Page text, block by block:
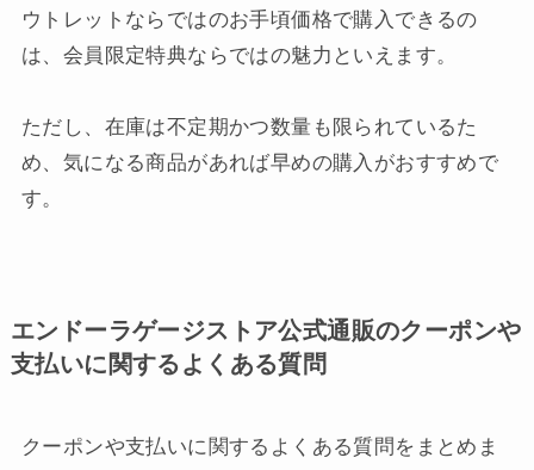
ウトレットならではのお手頃価格で購入できるの
は、会員限定特典ならではの魅力といえます。
ただし、在庫は不定期かつ数量も限られているた
め、気になる商品があれば早めの購入がおすすめで
す。
エンドーラゲージストア公式通販のクーポンや
支払いに関するよくある質問
クーポンや支払いに関するよくある質問をまとめま